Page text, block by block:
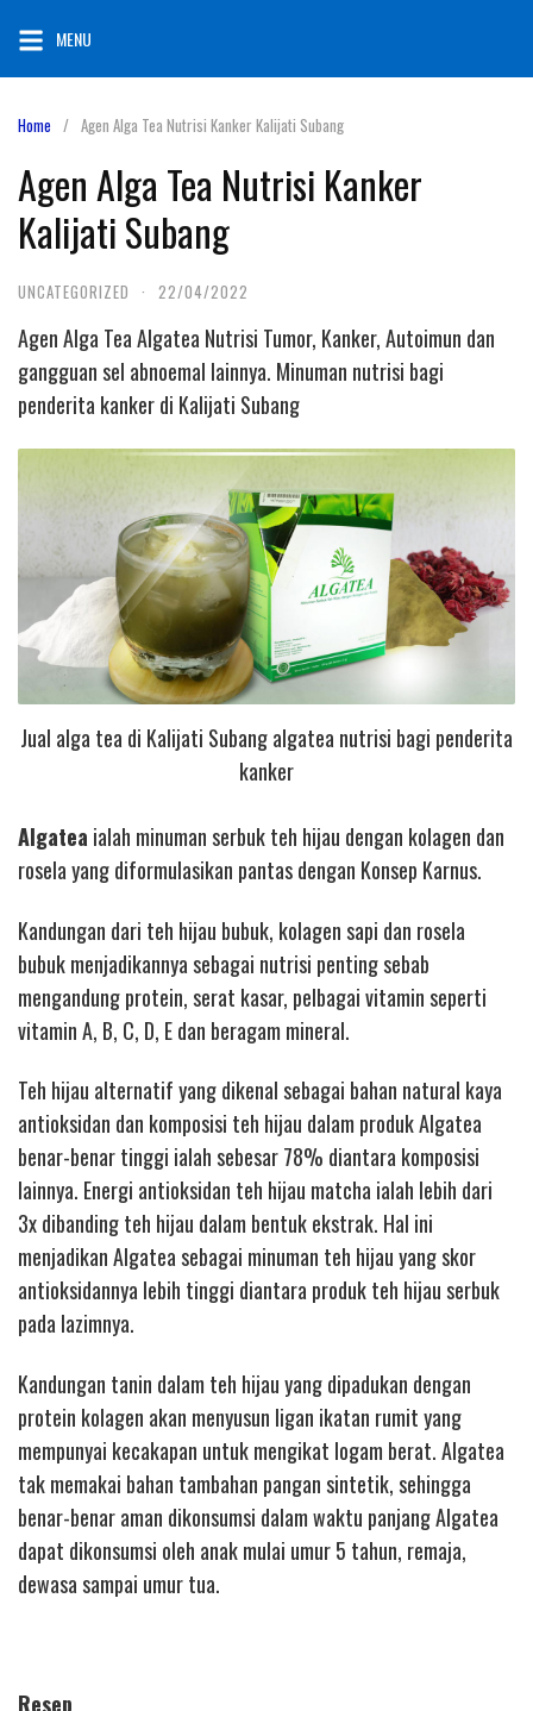
content
MENU
Home Agen Alga Tea Nutrisi Kanker Kalijati Subang
Agen Alga Tea Nutrisi Kanker
Kalijati Subang
UNCATEGORIZED · 22/04/2022
Agen Alga Tea Algatea Nutrisi Tumor, Kanker, Autoimun dan
gangguan sel abnoemal lainnya. Minuman nutrisi bagi
penderita kanker di Kalijati Subang
Jual alga tea di Kalijati Subang algatea nutrisi bagi penderita
kanker
Algatea ialah minuman serbuk teh hijau dengan kolagen dan
rosela yang diformulasikan pantas dengan Konsep Karnus.
Kandungan dari teh hijau bubuk, kolagen sapi dan rosela
bubuk menjadikannya sebagai nutrisi penting sebab
mengandung protein, serat kasar, pelbagai vitamin seperti
vitamin A, B, C, D, E dan beragam mineral.
Teh hijau alternatif yang dikenal sebagai bahan natural kaya
antioksidan dan komposisi teh hijau dalam produk Algatea
benar-benar tinggi ialah sebesar 78% diantara komposisi
lainnya. Energi antioksidan teh hijau matcha ialah lebih dari
3x dibanding teh hijau dalam bentuk ekstrak. Hal ini
menjadikan Algatea sebagai minuman teh hijau yang skor
antioksidannya lebih tinggi diantara produk teh hijau serbuk
pada lazimnya.
Kandungan tanin dalam teh hijau yang dipadukan dengan
protein kolagen akan menyusun ligan ikatan rumit yang
mempunyai kecakapan untuk mengikat logam berat. Algatea
tak memakai bahan tambahan pangan sintetik, sehingga
benar-benar aman dikonsumsi dalam waktu panjang Algatea
dapat dikonsumsi oleh anak mulai umur 5 tahun, remaja,
dewasa sampai umur tua.
Resep